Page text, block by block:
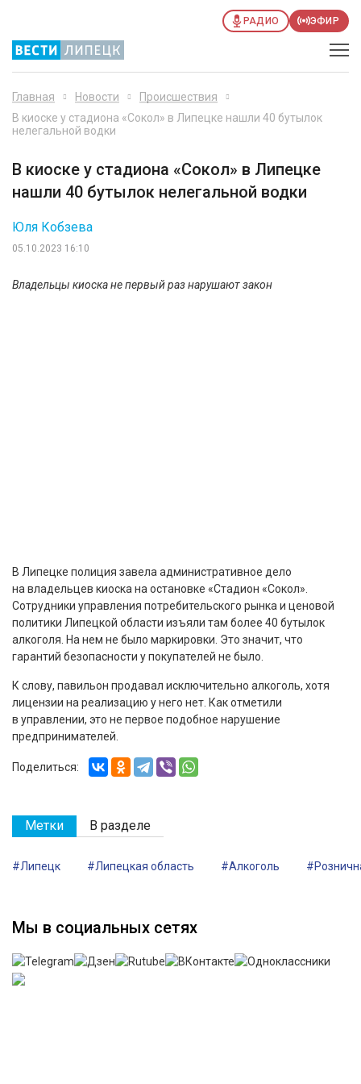
РАДИО ЭФИР
Главная Новости
Происшествия
В киоске у стадиона «Сокол» в Липецке нашли 40 бутылок
нелегальной водки
В киоске у стадиона «Сокол» в Липецке
нашли 40 бутылок нелегальной водки
05.10.2023 16:10
Юля Кобзева
Владельцы киоска не первый раз нарушают закон
В Липецке полиция завела административное дело
на владельцев киоска на остановке «Стадион «Сокол».
Сотрудники управления потребительского рынка и ценовой
политики Липецкой области изъяли там более 40 бутылок
алкоголя. На нем не было маркировки. Это значит, что
гарантий безопасности у покупателей не было.
К слову, павильон продавал исключительно алкоголь, хотя
лицензии на реализацию у него нет. Как отметили
в управлении, это не первое подобное нарушение
предпринимателей.
Поделиться:
Метки В разделе
#Липецк #Липецкая область #Алкоголь
Мы в социальных сетях